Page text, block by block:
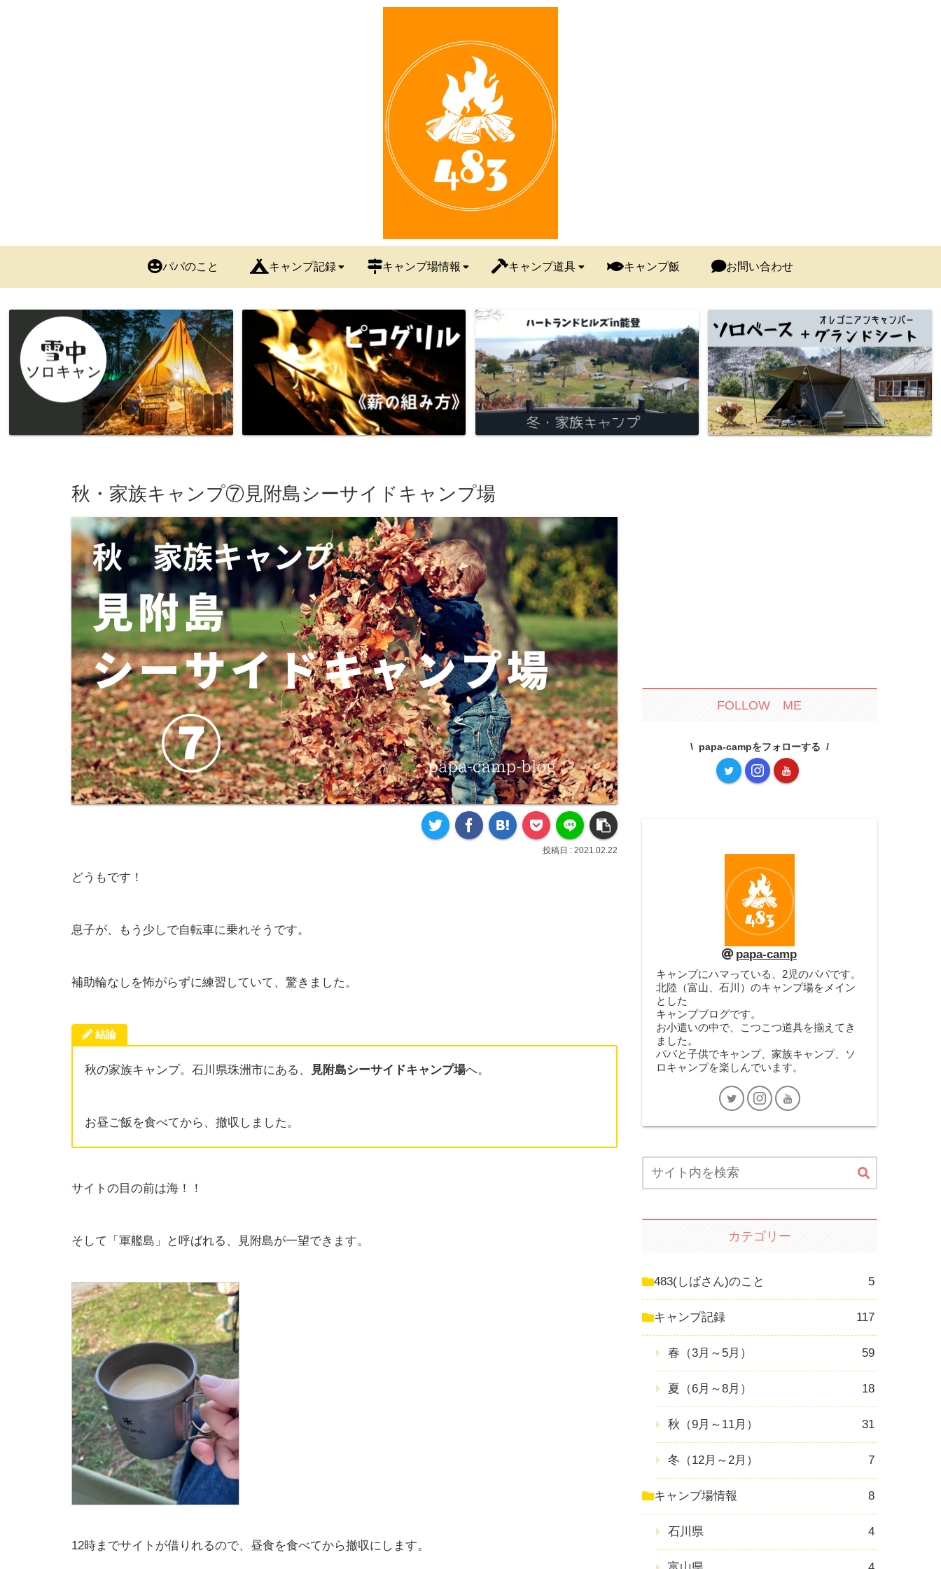
パパのこと キャンプ記録 キャンプ場情報 キャンプ道具 キャンプ飯 お問い合わせ
秋・家族キャンプ⑦見附島シーサイドキャンプ場
2021.02.22
どうもです！
息子が、もう少しで自転車に乗れそうです。
補助輪なしを怖がらずに練習していて、驚きました。
結論
秋の家族キャンプ。石川県珠洲市にある、 見附島シーサイドキャンプ場へ。
お昼ご飯を食べてから、撤収しました。
サイトの目の前は海！！
そして「軍艦島」と呼ばれる、見附島が一望できます。
12時までサイトが借りれるので、昼食を食べてから撤収にします。
FOLLOW ME
papa-campをフォローする
papa-camp
キャンプにハマっている、2児のパパです。
北陸（富山、石川）のキャンプ場をメイン
とした
キャンプブログです。
お小遣いの中で、こつこつ道具を揃えてき
ました。
パパと子供でキャンプ、家族キャンプ、ソ
ロキャンプを楽しんでいます。
カテゴリー
483(しばさん)のこと 5
キャンプ記録 117
春（3月～5月） 59
夏（6月～8月） 18
秋（9月～11月） 31
冬（12月～2月） 7
キャンプ場情報 8
石川県 4